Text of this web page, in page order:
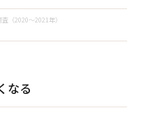
（2020〜2021年）
なる